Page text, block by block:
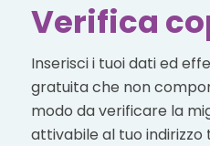
Verifica
Inserisci i tuoi dati ed
gratuita che non
modo da verificare la
attivabile al tuo indirizzo